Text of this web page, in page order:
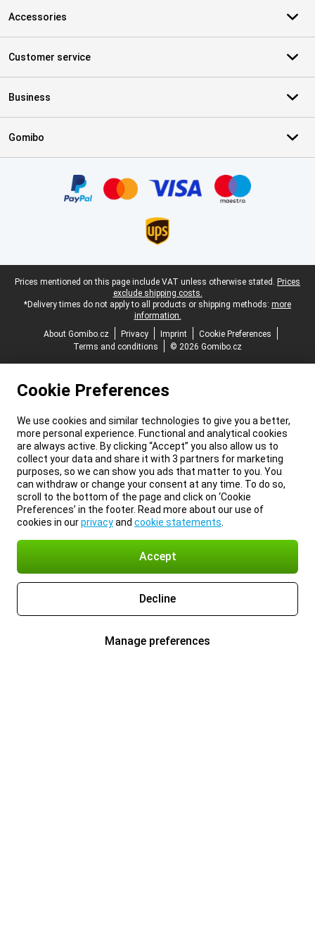
Accessories
Customer service
Business
Gomibo
Legal footer
Prices mentioned on this page include VAT unless otherwise stated. Prices
exclude shipping costs.
*Delivery times do not apply to all products or shipping methods: more
information.
About Gomibo.cz
Privacy Imprint
Cookie Preferences
Terms and conditions
© 2026 Gomibo.cz
Cookie Preferences
We use cookies and similar technologies to give you a better,
more personal experience. Functional and analytical cookies
are always active. By clicking “Accept” you also allow us to
collect your data and share it with 3 partners for marketing
purposes, so we can show you ads that matter to you. You
can withdraw or change your consent at any time. To do so,
scroll to the bottom of the page and click on ‘Cookie
Preferences’ in the footer. Read more about our use of
cookies in ourprivacyand cookie statements
Accept
Decline
Manage preferences